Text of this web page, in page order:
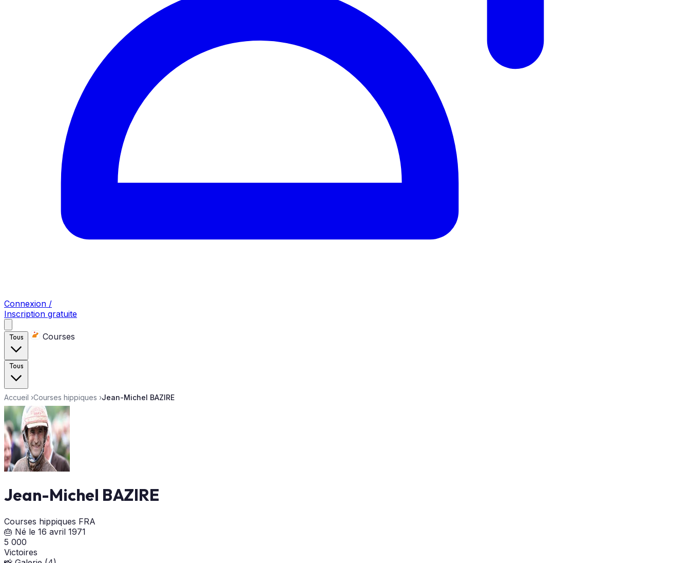
Connexion /
Inscription gratuite
Tous Courses
Tous
Accueil ›Courses hippiques ›Jean-Michel BAZIRE
Jean-Michel BAZIRE
Courses hippiques FRA
🎂 Né le 16 avril 1971
5 000
Victoires